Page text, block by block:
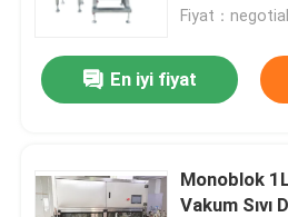
Fiyat：
En iyi fiyat
Monoblok
Vakum Sıvı